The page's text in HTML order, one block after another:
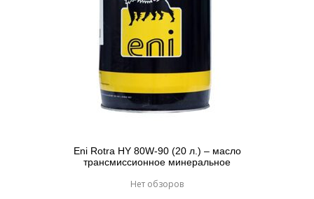
Eni Rotra HY 80W-90 (20 л.) – масло
трансмиссионное минеральное
Нет обзоров